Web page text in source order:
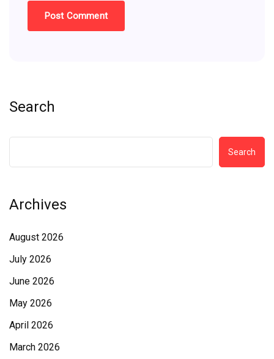
Search
Search
Archives
August 2026
July 2026
June 2026
May 2026
April 2026
March 2026